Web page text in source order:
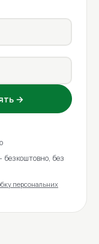
→
без
персональних